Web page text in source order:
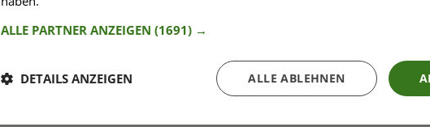
ALLE PARTNER ANZEIGEN (1691) →
ALLE ABLEHNEN
DETAILS ANZEIGEN